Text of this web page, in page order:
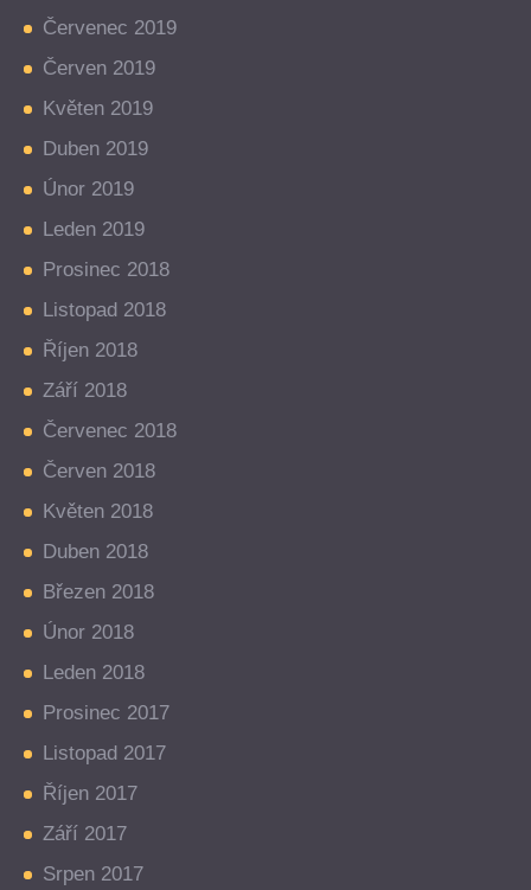
Červenec 2019
Červen 2019
Květen 2019
Duben 2019
Únor 2019
Leden 2019
Prosinec 2018
Listopad 2018
Říjen 2018
Září 2018
Červenec 2018
Červen 2018
Květen 2018
Duben 2018
Březen 2018
Únor 2018
Leden 2018
Prosinec 2017
Listopad 2017
Říjen 2017
Září 2017
Srpen 2017